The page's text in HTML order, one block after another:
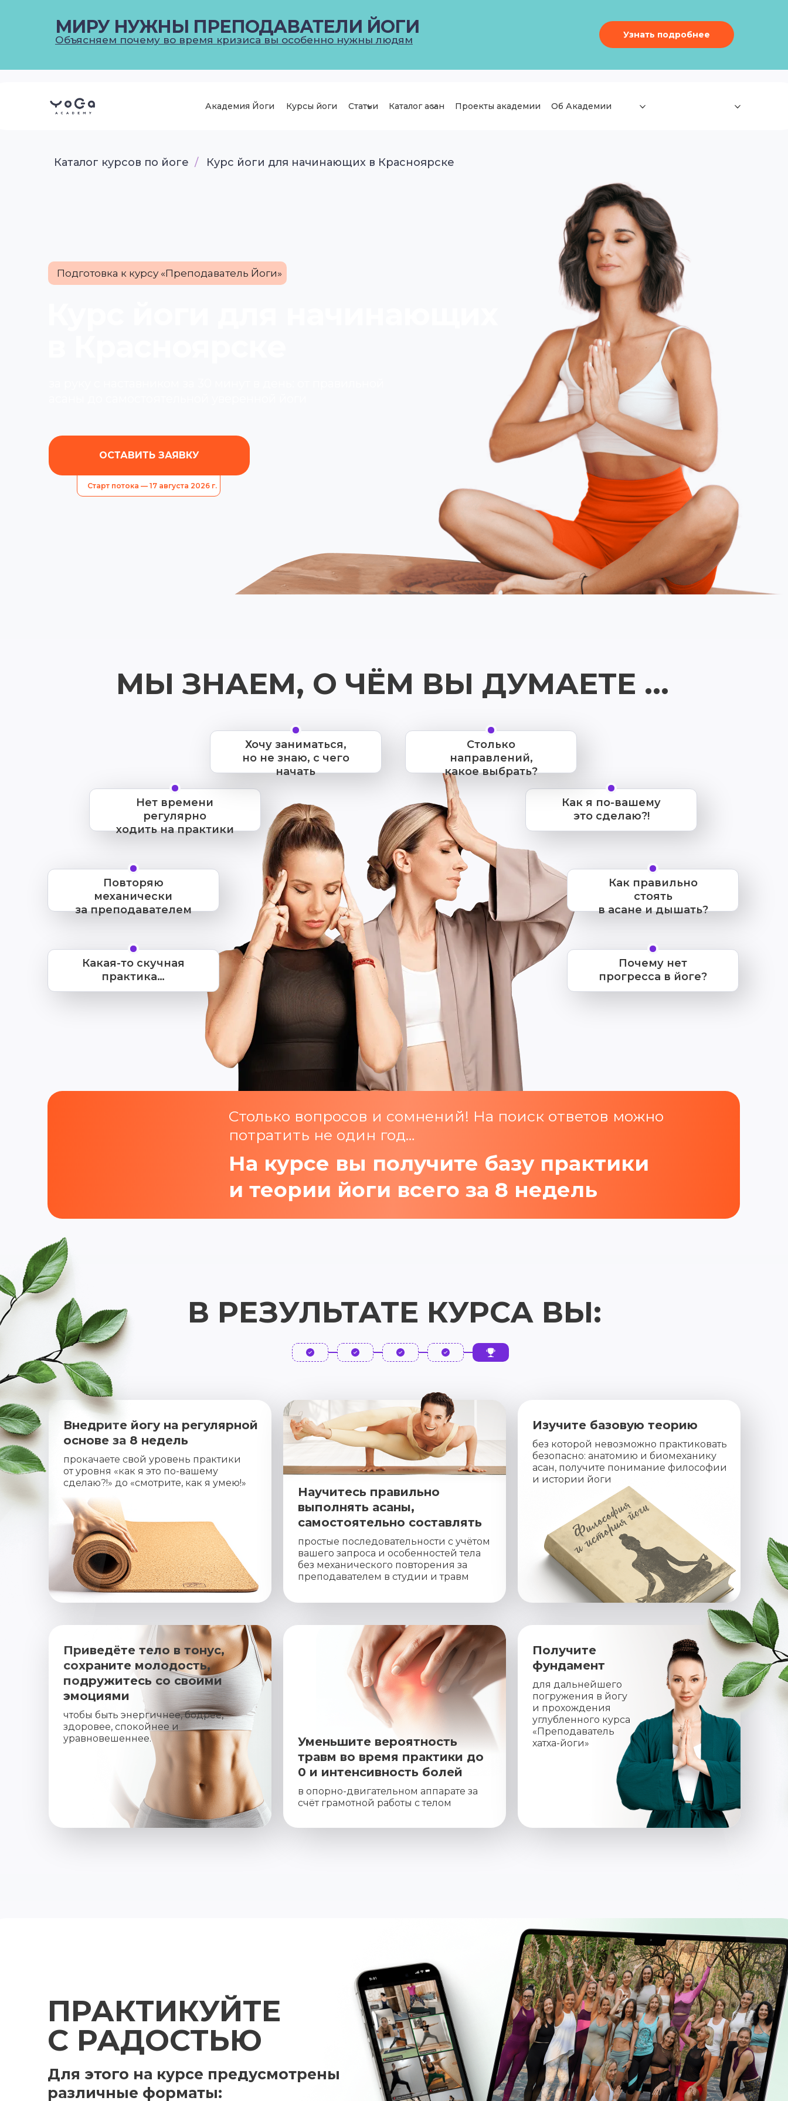
Узнать подробнее
МИРУ НУЖНЫ ПРЕПОДАВАТЕЛИ ЙОГИ
Объясняем почему во время кризиса вы особенно нужны людям
Академия Йоги Курсы йоги Статьи Каталог асан Проекты академии Об Академии
Каталог курсов по йоге / Курс йоги для начинающих в Красноярске
ОСТАВИТЬ ЗАЯВКУ
Старт потока — 17 августа 2026 г.
Подготовка к курсу «Преподаватель Йоги»
МЫ ЗНАЕМ, О ЧЁМ ВЫ ДУМАЕТЕ ...
На курсе вы получите базу практики
и теории йоги всего за 8 недель
Столько вопросов и сомнений! На поиск ответов можно
потратить не один год…
Нет времени
регулярно
ходить на практики
Повторяю
механически
за преподавателем
Какая-то скучная
практика…
Как я по-вашему
это сделаю?!
Как правильно
стоять
в асане и дышать?
Почему нет
прогресса в йоге?
Хочу заниматься,
но не знаю, с чего
начать
Столько
направлений,
какое выбрать?
В РЕЗУЛЬТАТЕ КУРСА ВЫ:
Внедрите йогу на регулярной
основе за 8 недель
Приведёте тело в тонус,
сохраните молодость,
подружитесь со своими
эмоциями
Изучите базовую теорию
Получите
фундамент
Научитесь правильно
выполнять асаны,
самостоятельно составлять
Уменьшите вероятность
травм во время практики до
0 и интенсивность болей
прокачаете свой уровень практики
от уровня «как я это по-вашему
сделаю?!» до «смотрите, как я умею!»
чтобы быть энергичнее, бодрее,
здоровее, спокойнее и
уравновешеннее.
без которой невозможно практиковать
безопасно: анатомию и биомеханику
асан, получите понимание философии
и истории йоги
для дальнейшего
погружения в йогу
и прохождения
углубленного курса
«Преподаватель
хатха-йоги»
простые последовательности с учётом
вашего запроса и особенностей тела
без механического повторения за
преподавателем в студии и травм
в опорно-двигательном аппарате за
счёт грамотной работы с телом
ПРАКТИКУЙТЕ
С РАДОСТЬЮ
Для этого на курсе предусмотрены
различные форматы: